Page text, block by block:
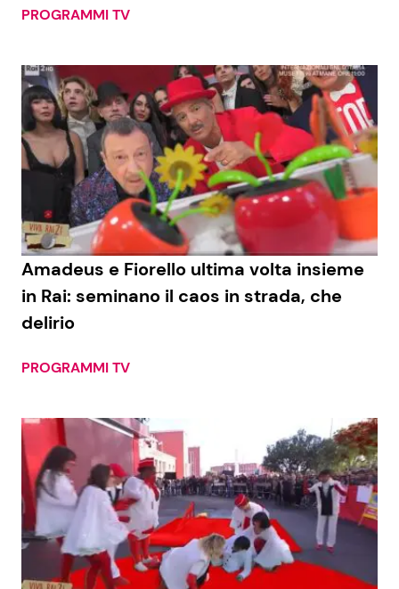
Seguici
Info
Chi siamo
Disclaimer e Privacy
Redazione
Contattaci
Pubblicità
Privacy Policy
PROGRAMMI TV
Amadeus e Fiorello ultima volta insieme
in Rai: seminano il caos in strada, che
delirio
PROGRAMMI TV